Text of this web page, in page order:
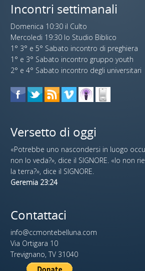
Incontri settimanali
Domenica 10:30 il Culto
Mercoledi 19:30 lo Studio Biblico
1° 3° e 5° Sabato incontro di preghiera
1° e 3° Sabato incontro gruppo youth
2° e 4° Sabato incontro degli universitari
Versetto di oggi
«Potrebbe uno nascondersi in luogo
non lo veda?», dice il SIGNORE. «Io non
la terra?», dice il SIGNORE.
Geremia 23:24
Contattaci
info@ccmontebelluna.com
Via Ortigara 10
Trevignano, TV 31040